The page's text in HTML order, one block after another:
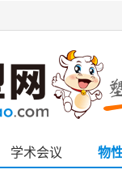
学术会议 物